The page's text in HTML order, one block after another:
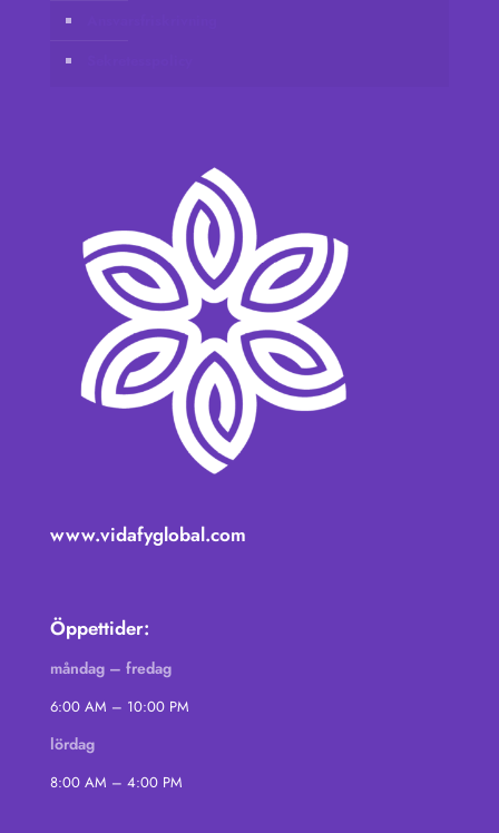
www.vidafyglobal.com
Öppettider:
måndag – fredag
6:00 AM – 10:00 PM
lördag
8:00 AM – 4:00 PM